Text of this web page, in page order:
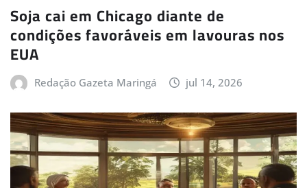
Soja cai em Chicago diante de
condições favoráveis em lavouras nos
EUA
Redação Gazeta Maringá jul 14, 2026